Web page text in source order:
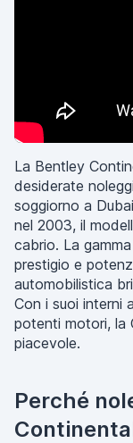
La Bentley
desiderate
soggiorno a
nel 2003, il
cabrio. La
prestigio e
automobilistica
Con i suoi interni
potenti motori, la
piacevole.
Perché